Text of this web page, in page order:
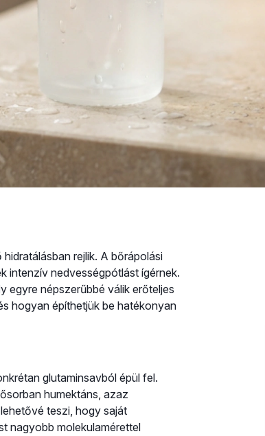
rejlik. A bőrápolási
intenzív nedvességpótlást ígérnek.
egyre népszerűbbé válik erőteljes
hogyan építhetjük be hatékonyan
glutaminsavból épül fel.
humektáns, azaz
teszi, hogy saját
nagyobb molekulamérettel